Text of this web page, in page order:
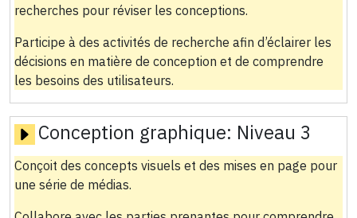
recherches pour réviser les conceptions.
Participe à des activités de recherche afin d’éclairer les
décisions en matière de conception et de comprendre
les besoins des utilisateurs.
Conception graphique: Niveau 3
Conçoit des concepts visuels et des mises en page pour
une série de médias.